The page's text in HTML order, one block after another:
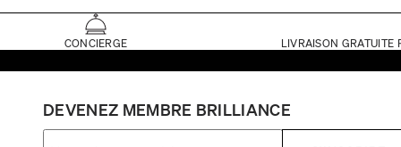
CONCIERGE LIVRAISON GRATUITE
DEVENEZ MEMBRE BRILLIANCE